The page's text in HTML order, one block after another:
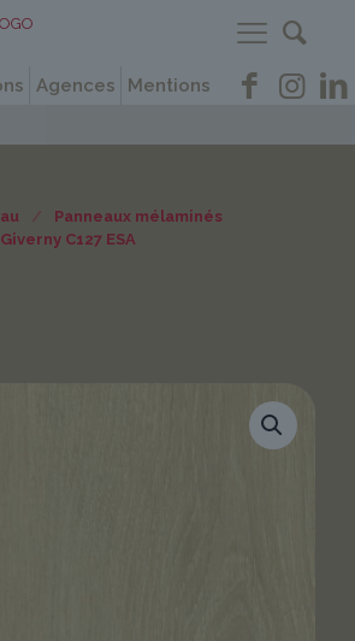
Agences Mentions
/
Panneaux mélaminés
C127 ESA